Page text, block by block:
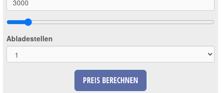
Abladestellen
PREIS BERECHNEN